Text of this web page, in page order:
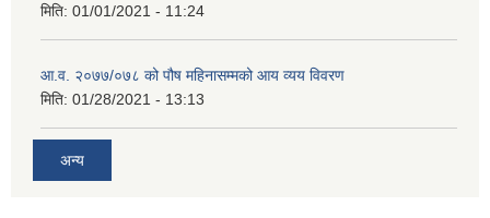
मिति: 01/01/2021 - 11:24
आ.व. २०७७/०७८ को पौष महिनासम्मको आय व्यय विवरण
मिति: 01/28/2021 - 13:13
अन्य